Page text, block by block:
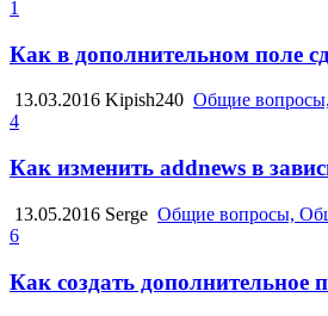
1
Как в дополнительном поле
13.03.2016 Kipish240 Общие
4
Как изменить addnews в
13.05.2016 Serge Общие вопросы,
6
Как создать дополнительное